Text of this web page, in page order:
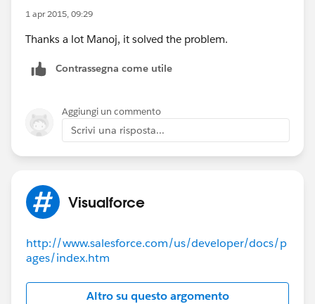
1 apr 2015, 09:29
Thanks a lot Manoj, it solved the problem.
Contrassegna come utile
Aggiungi un commento
Scrivi una risposta...
Visualforce
http://www.salesforce.com/us/developer/docs/p
ages/index.htm
Altro su questo argomento